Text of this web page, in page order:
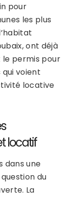
pour
les plus
ont déjà
le permis pour
qui voient
locative
locatif
dans une
du
La